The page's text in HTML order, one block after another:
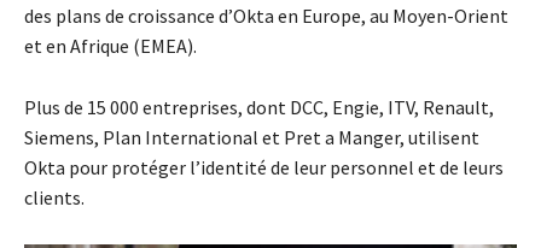
des plans de croissance d’Okta en Europe, au Moyen-Orient
et en Afrique (EMEA).
Plus de 15 000 entreprises, dont DCC, Engie, ITV, Renault,
Siemens, Plan International et Pret a Manger, utilisent
Okta pour protéger l’identité de leur personnel et de leurs
clients.